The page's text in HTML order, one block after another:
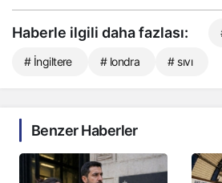
Haberle ilgili daha fazlası:
# İngiltere # londra # sıvı
Benzer Haberler